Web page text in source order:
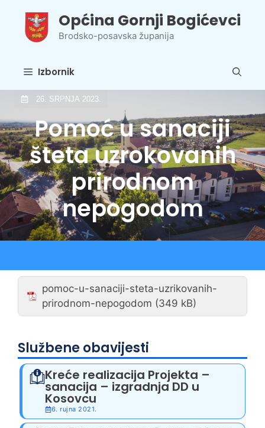
sadržaj
Općina Gornji Bogićevci
Brodsko-posavska županija
Izbornik
26. SRPNJA 2023.
Pomoć u sanaciji
šteta uzrokovanih
prirodnom
nepogodom
pomoc-u-sanaciji-steta-uzrikovanih-
prirodnom-nepogodom
Službene obavijesti
Kreće realizacija Projekta –
sanacija – izgradnja DD u
Kosovcu
6. rujna 2021.